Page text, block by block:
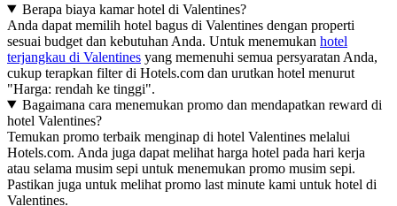
Berapa biaya kamar hotel di Valentines?
Anda dapat memilih hotel bagus di Valentines dengan properti
sesuai budget dan kebutuhan Anda. Untuk menemukan hotel
terjangkau di Valentines yang memenuhi semua persyaratan Anda,
cukup terapkan filter di Hotels.com dan urutkan hotel menurut
"Harga: rendah ke tinggi".
Bagaimana cara menemukan promo dan mendapatkan reward di
hotel Valentines?
Temukan promo terbaik menginap di hotel Valentines melalui
Hotels.com. Anda juga dapat melihat harga hotel pada hari kerja
atau selama musim sepi untuk menemukan promo musim sepi.
Pastikan juga untuk melihat promo last minute kami untuk hotel di
Valentines.